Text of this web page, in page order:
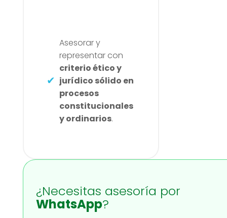
Asesorar y
representar con
criterio ético y
jurídico sólido en
procesos
constitucionales
y ordinarios.
¿Necesitas asesoría por
WhatsApp?